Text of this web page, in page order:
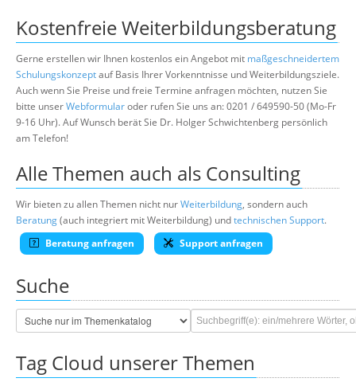
Kostenfreie Weiterbildungsberatung
Gerne erstellen wir Ihnen kostenlos ein Angebot mit maßgeschneidertem
Schulungskonzeptauf Basis Ihrer Vorkenntnisse und Weiterbildungsziele.
Auch wenn Sie Preise und freie Termine anfragen möchten, nutzen Sie
bitte unserWebformularoder rufen Sie uns an: 0201 / 649590-50 (Mo-Fr
9-16 Uhr). Auf Wunsch berät Sie Dr. Holger Schwichtenberg persönlich
am Telefon!
Alle Themen auch als Consulting
Wir bieten zu allen Themen nicht nurWeiterbildung, sondern auch
Beratung(auch integriert mit Weiterbildung) undtechnischen Support.
Beratung anfragen
Support anfragen
Suche
Tag Cloud unserer Themen